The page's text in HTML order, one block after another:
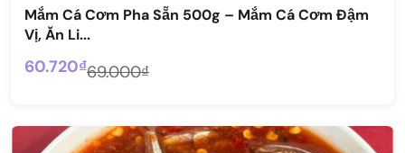
Mắm Cá Cơm Pha Sẵn 500g – Mắm Cá Cơm Đậm
Vị, Ăn Li...
60.720₫69.000₫